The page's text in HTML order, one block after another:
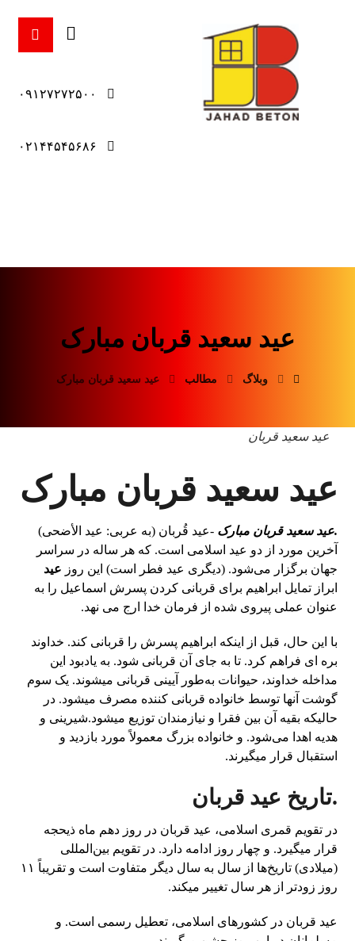
۰۹۱۲۷۲۷۲۵۰۰
۰۲۱۴۴۵۴۵۶۸۶
عید سعید قربان مبارک
وبلاگ مطالب عید سعید قربان مبارک
عید سعید قربان
عید سعید قربان مبارک
.عید سعید قربان مبارک -عید قُربان (به عربی: عید الأضحی)
آخرین مورد از دو عید اسلامی است. که هر ساله در سراسر
جهان برگزار می‌شود. (دیگری عید فطر است) این روز عید
ابراز تمایل ابراهیم برای قربانی کردن پسرش اسماعیل را به
عنوان عملی پیروی شده از فرمان خدا ارج می نهد.
با این حال، قبل از اینکه ابراهیم پسرش را قربانی کند. خداوند
بره ای فراهم کرد. تا به جای آن قربانی شود. به یادبود این
مداخله خداوند، حیوانات به‌طور آیینی قربانی میشوند. یک سوم
گوشت آنها توسط خانواده قربانی کننده مصرف میشود. در
حالیکه بقیه آن بین فقرا و نیازمندان توزیع میشود.شیرینی و
هدیه اهدا می‌شود. و خانواده بزرگ معمولاً مورد بازدید و
استقبال قرار میگیرند.
.تاریخ عید قربان
در تقویم قمری اسلامی، عید قربان در روز دهم ماه ذیحجه
قرار میگیرد. و چهار روز ادامه دارد. در تقویم بین‌المللی
(میلادی) تاریخ‌ها از سال به سال دیگر متفاوت است و تقریباً ۱۱
روز زودتر از هر سال تغییر میکند.
عید قربان در کشورهای اسلامی، تعطیل رسمی است. و